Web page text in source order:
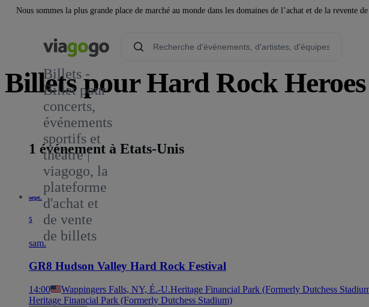
Nous sommes la plus grande place de marché au monde dans les domaines de l’achat et de la revente
Billets -
Billet pour
concerts,
événements
sportifs et
théâtre |
viagogo, la
plateforme
d'achat et
de vente
de billets
Billets pour Hard Rock
1 événement à Etats-Unis
sept.
5
sam.
GR8 Hudson Valley Hard Rock Festival
14:00 Wappingers Falls, NY, É.-U.Heritage Financial Park (Formerly Dutchess
Heritage Financial Park (Formerly Dutchess Stadium)